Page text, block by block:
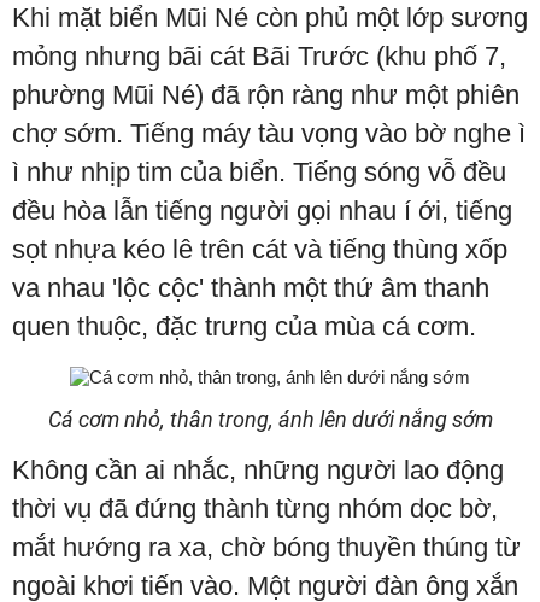
Khi mặt biển Mũi Né còn phủ một lớp sương
mỏng nhưng bãi cát Bãi Trước (khu phố 7,
phường Mũi Né) đã rộn ràng như một phiên
chợ sớm. Tiếng máy tàu vọng vào bờ nghe ì
ì như nhịp tim của biển. Tiếng sóng vỗ đều
đều hòa lẫn tiếng người gọi nhau í ới, tiếng
sọt nhựa kéo lê trên cát và tiếng thùng xốp
va nhau 'lộc cộc' thành một thứ âm thanh
quen thuộc, đặc trưng của mùa cá cơm.
Cá cơm nhỏ, thân trong, ánh lên dưới nắng sớm
Không cần ai nhắc, những người lao động
thời vụ đã đứng thành từng nhóm dọc bờ,
mắt hướng ra xa, chờ bóng thuyền thúng từ
ngoài khơi tiến vào. Một người đàn ông xắn